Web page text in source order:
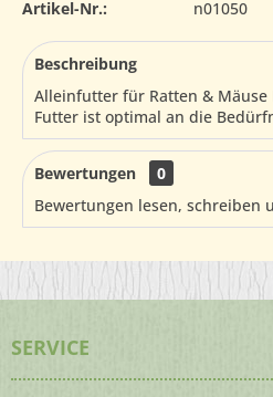
Artikel-Nr.: n01050
Beschreibung
Alleinfutter für Ratten & Mäuse
Futter ist optimal an die
Bewertungen
0
Bewertungen lesen, schreiben
SERVICE